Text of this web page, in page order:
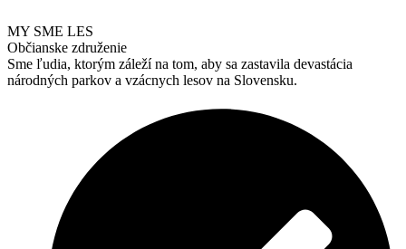
MY SME LES
Občianske združenie
Sme ľudia, ktorým záleží na tom, aby sa zastavila devastácia
národných parkov a vzácnych lesov na Slovensku.